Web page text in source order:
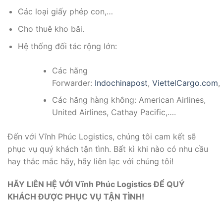
Các loại giấy phép con,…
Cho thuê kho bãi.
Hệ thống đối tác rộng lớn:
Các hãng
Forwarder: Indochinapost, ViettelCargo.com,
Các hãng hàng không: American Airlines,
United Airlines, Cathay Pacific,….
Đến với Vĩnh Phúc Logistics, chúng tôi cam kết sẽ
phục vụ quý khách tận tình. Bất kì khi nào có nhu cầu
hay thắc mắc hãy, hãy liên lạc với chúng tôi!
HÃY LIÊN HỆ VỚI Vĩnh Phúc Logistics ĐỂ QUÝ
KHÁCHĐƯỢC PHỤC VỤ TẬN TÌNH!